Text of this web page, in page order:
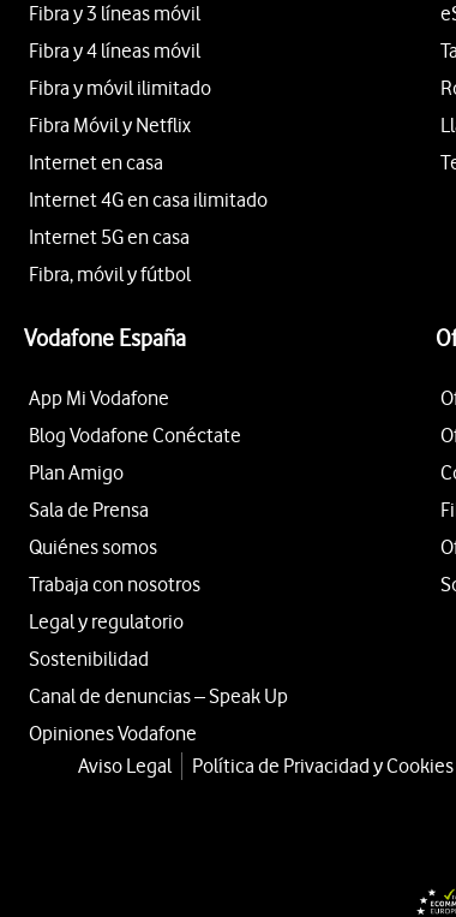
Fibra y 3 líneas móvil
Fibra y 4 líneas móvil
Fibra y móvil ilimitado
Fibra Móvil y Netflix
Internet en casa
Internet 4G en casa ilimitado
Internet 5G en casa
Fibra, móvil y fútbol
Vodafone España
App Mi Vodafone
Blog Vodafone Conéctate
Plan Amigo
Sala de Prensa
Quiénes somos
Trabaja con nosotros
Legal y regulatorio
Sostenibilidad
Canal de denuncias – Speak Up
Opiniones Vodafone
Aviso Legal Política de Privacidad y Cookies